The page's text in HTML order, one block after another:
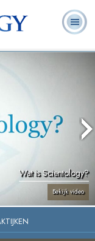
Wat is Scientology?
Bekijk video